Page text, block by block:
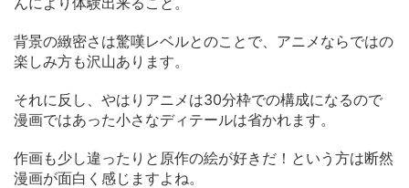
背景の緻密さは驚嘆レベルとのことで、アニメならではの
楽しみ方も沢山あります。
それに反し、やはりアニメは30分枠での構成になるので
漫画ではあった小さなディテールは省かれます。
作画も少し違ったりと原作の絵が好きだ！という方は断然
漫画が面白く感じますよね。